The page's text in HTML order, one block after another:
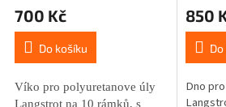
700 Kč
Do košíku
Víko pro polyuretanove úly
Langstrot na 10 rámků, s
850
Dno